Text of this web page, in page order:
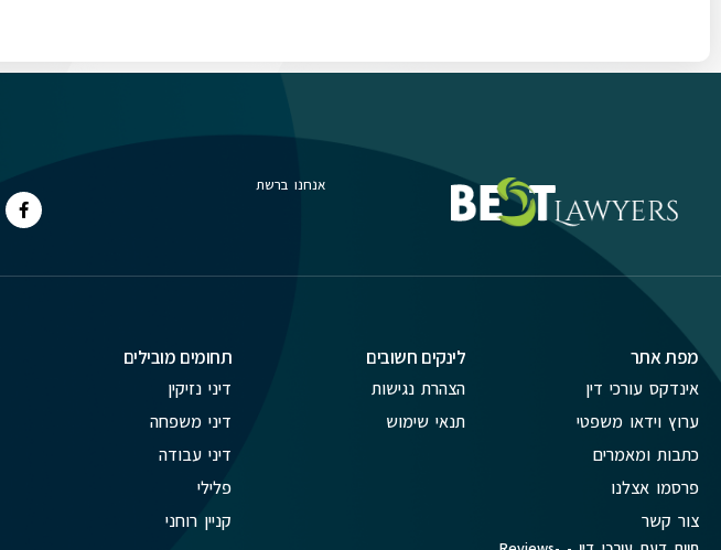
אנחנו ברשת
מפת אתר
אינדקס עורכי דין
ערוץ וידאו משפטי
כתבות ומאמרים
פרסמו אצלנו
צור קשר
לינקים חשובים
הצהרת נגישות
תנאי שימוש
תחומים מובילים
דיני נזיקין
דיני משפחה
דיני עבודה
פלילי
קניין רוחני